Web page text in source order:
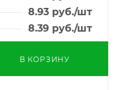
8.93 руб./шт
8.39 руб./шт
В КОРЗИНУ